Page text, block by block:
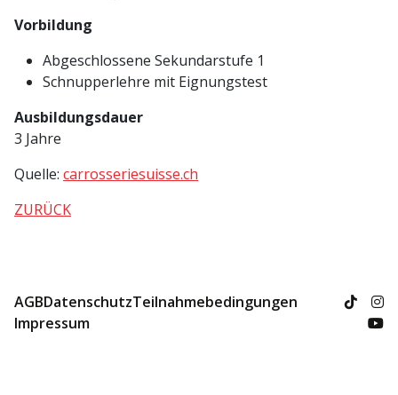
Vorbildung
Abgeschlossene Sekundarstufe 1
Schnupperlehre mit Eignungstest
Ausbildungsdauer
3 Jahre
Quelle: carrosseriesuisse.ch
ZURÜCK
AGBDatenschutzTeilnahmebedingungen
Impressum